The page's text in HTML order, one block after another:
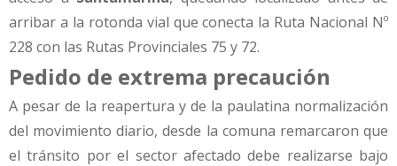
arribar a la rotonda vial que conecta la Ruta Nacional Nº
228 con las Rutas Provinciales 75 y 72.
Pedido de extrema precaución
A pesar de la reapertura y de la paulatina normalización
del movimiento diario, desde la comuna remarcaron que
el tránsito por el sector afectado debe realizarse bajo